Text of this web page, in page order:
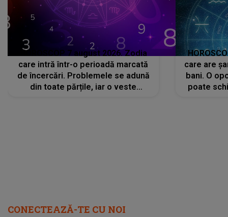
HOROSCOP 7 august 2026. Zodia
care intră într-o perioadă marcată
de încercări. Problemele se adună
din toate părțile, iar o veste
care are
bani. O
poate
CONECTEAZĂ-TE CU NOI